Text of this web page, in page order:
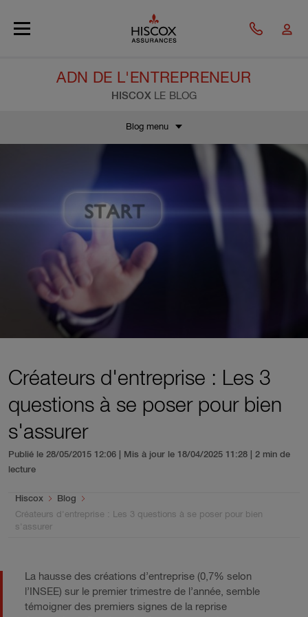
ADN DE L'ENTREPRENEUR
HISCOX LE BLOG
Blog menu
Créateurs d'entreprise : Les 3
questions à se poser pour bien
s'assurer
Publié le 28/05/2015 12:06 | Mis à jour le 18/04/2025 11:28
| 2 min de
lecture
You are here:
Hiscox
Blog
Créateurs d'entreprise : Les 3 questions à se poser pour bien
s'assurer
La hausse des créations d’entreprise (0,7% selon
l’INSEE) sur le premier trimestre de l’année, semble
témoigner des premiers signes de la reprise